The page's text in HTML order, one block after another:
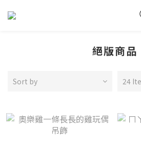
絕版商品
Sort by 24